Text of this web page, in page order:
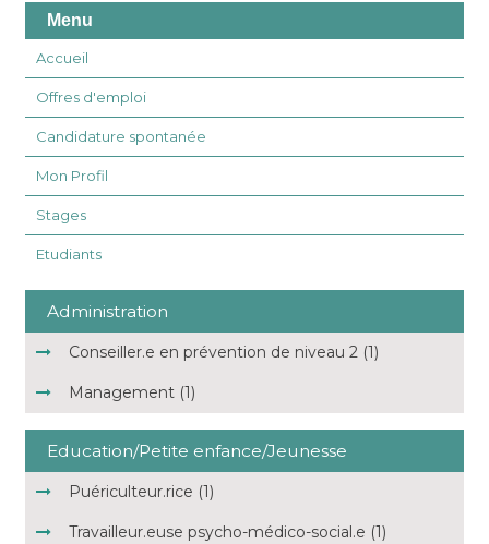
Menu
Accueil
Offres d'emploi
Candidature spontanée
Mon Profil
Stages
Etudiants
Administration
Conseiller.e en prévention de niveau 2 (1)
Management (1)
Education/Petite enfance/Jeunesse
Puériculteur.rice (1)
Travailleur.euse psycho-médico-social.e (1)